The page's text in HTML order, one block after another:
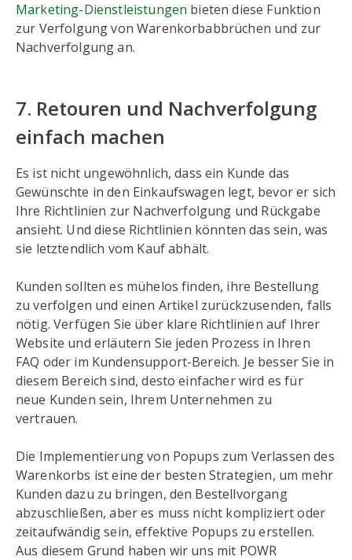
Marketing-Dienstleistungen bieten diese Funktion
zur Verfolgung von Warenkorbabbrüchen und zur
Nachverfolgung an.
7. Retouren und Nachverfolgung
einfach machen
Es ist nicht ungewöhnlich, dass ein Kunde das
Gewünschte in den Einkaufswagen legt, bevor er sich
Ihre Richtlinien zur Nachverfolgung und Rückgabe
ansieht. Und diese Richtlinien könnten das sein, was
sie letztendlich vom Kauf abhält.
Kunden sollten es mühelos finden, ihre Bestellung
zu verfolgen und einen Artikel zurückzusenden, falls
nötig. Verfügen Sie über klare Richtlinien auf Ihrer
Website und erläutern Sie jeden Prozess in Ihren
FAQ oder im Kundensupport-Bereich. Je besser Sie in
diesem Bereich sind, desto einfacher wird es für
neue Kunden sein, Ihrem Unternehmen zu
vertrauen.
Die Implementierung von Popups zum Verlassen des
Warenkorbs ist eine der besten Strategien, um mehr
Kunden dazu zu bringen, den Bestellvorgang
abzuschließen, aber es muss nicht kompliziert oder
zeitaufwändig sein, effektive Popups zu erstellen.
Aus diesem Grund haben wir uns mit POWR